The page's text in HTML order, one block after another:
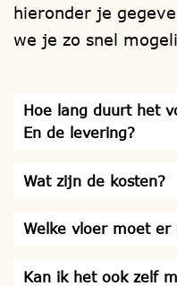
hieronder je
we je zo snel
Hoe lang duurt het
En de levering?
Wat zijn de kosten?
Welke vloer moet er
Kan ik het ook zelf